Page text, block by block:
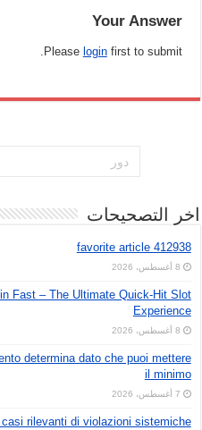
Your Answer
Please loginfirst to submit.
اخر التصحيحات
favorite article 412938
8 أغسطس، 2026
Fast – The Ultimate Quick‑Hit Slot
Experience
8 أغسطس، 2026
determina dato che puoi mettere
il minimo
7 أغسطس، 2026
rilevanti di violazioni sistemiche